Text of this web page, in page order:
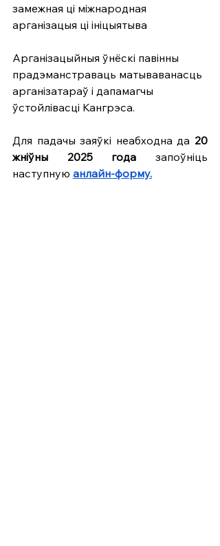
замежная ці міжнародная
арганізацыя ці ініцыятыва
Арганізацыйныя ўнёскі павінны
прадэманстраваць матываванасць
арганізатараў і дапамагчы
ўстойлівасці Кангрэса.
Для падачы заяўкі неабходна да 20
жніўны 2025 года запоўніць
наступную анлайн-форму.